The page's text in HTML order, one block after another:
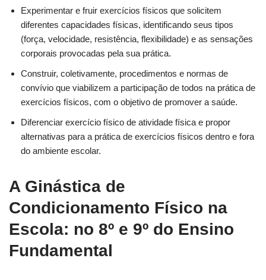
Experimentar e fruir exercícios físicos que solicitem
diferentes capacidades físicas, identificando seus tipos
(força, velocidade, resistência, flexibilidade) e as sensações
corporais provocadas pela sua prática.
Construir, coletivamente, procedimentos e normas de
convívio que viabilizem a participação de todos na prática de
exercícios físicos, com o objetivo de promover a saúde.
Diferenciar exercício físico de atividade física e propor
alternativas para a prática de exercícios físicos dentro e fora
do ambiente escolar.
A Ginástica de
Condicionamento Físico na
Escola: no 8º e 9º do Ensino
Fundamental